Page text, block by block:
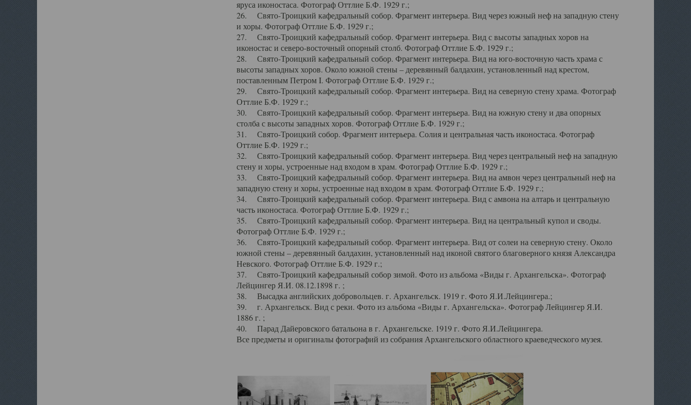
яруса иконостаса. Фотограф Оттлие Б.Ф. 1929 г.;
26. Свято-Троицкий кафедральный собор. Фрагмент интерьера. Вид через южный неф на западную стену
и хоры. Фотограф Оттлие Б.Ф. 1929 г.;
27. Свято-Троицкий кафедральный собор. Фрагмент интерьера. Вид с высоты западных хоров на
иконостас и северо-восточный опорный столб. Фотограф Оттлие Б.Ф. 1929 г.;
28. Свято-Троицкий кафедральный собор. Фрагмент интерьера. Вид на юго-восточную часть храма с
высоты западных хоров. Около южной стены – деревянный балдахин, установленный над крестом,
поставленным Петром I. Фотограф Оттлие Б.Ф. 1929 г.;
29. Свято-Троицкий кафедральный собор. Фрагмент интерьера. Вид на северную стену храма. Фотограф
Оттлие Б.Ф. 1929 г.;
30. Свято-Троицкий кафедральный собор. Фрагмент интерьера. Вид на южную стену и два опорных
столба с высоты западных хоров. Фотограф Оттлие Б.Ф. 1929 г.;
31. Свято-Троицкий собор. Фрагмент интерьера. Солия и центральная часть иконостаса. Фотограф
Оттлие Б.Ф. 1929 г.;
32. Свято-Троицкий кафедральный собор. Фрагмент интерьера. Вид через центральный неф на западную
стену и хоры, устроенные над входом в храм. Фотограф Оттлие Б.Ф. 1929 г.;
33. Свято-Троицкий кафедральный собор. Фрагмент интерьера. Вид на амвон через центральный неф на
западную стену и хоры, устроенные над входом в храм. Фотограф Оттлие Б.Ф. 1929 г.;
34. Свято-Троицкий кафедральный собор. Фрагмент интерьера. Вид с амвона на алтарь и центральную
часть иконостаса. Фотограф Оттлие Б.Ф. 1929 г.;
35. Свято-Троицкий кафедральный собор. Фрагмент интерьера. Вид на центральный купол и своды.
Фотограф Оттлие Б.Ф. 1929 г.;
36. Свято-Троицкий кафедральный собор. Фрагмент интерьера. Вид от солеи на северную стену. Около
южной стены – деревянный балдахин, установленный над иконой святого благоверного князя Александра
Невского. Фотограф Оттлие Б.Ф. 1929 г.;
37. Свято-Троицкий кафедральный собор зимой. Фото из альбома «Виды г. Архангельска». Фотограф
Лейцингер Я.И. 08.12.1898 г. ;
38. Высадка английских добровольцев. г. Архангельск. 1919 г. Фото Я.И.Лейцингера.;
39. г. Архангельск. Вид с реки. Фото из альбома «Виды г. Архангельска». Фотограф Лейцингер Я.И.
1886 г. ;
40. Парад Дайеровского батальона в г. Архангельске. 1919 г. Фото Я.И.Лейцингера.
Все предметы и оригиналы фотографий из собрания Архангельского областного краеведческого музея.